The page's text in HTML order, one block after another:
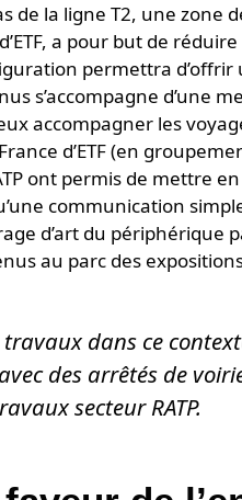
de la ligne T2, une
a pour but de
permettra d’offrir
s’accompagne d’une
accompagner les
d’ETF (en
ont permis de mettre
communication
d’art du
au parc des
dans ce
des arrêtés de
secteur RATP.